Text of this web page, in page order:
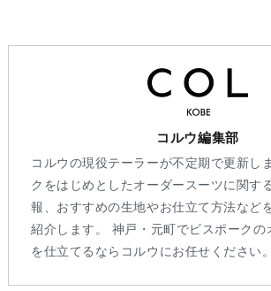
コルウ編集部
コルウの現役テーラーが不定期で更新し
クをはじめとしたオーダースーツに関す
報、おすすめの生地やお仕立て方法など
紹介します。 神戸・元町でビスポークの
を仕立てるならコルウにお任せください。